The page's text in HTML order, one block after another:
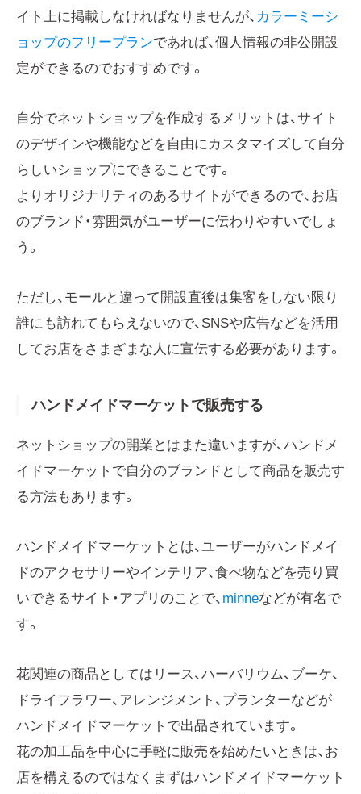
イト上に掲載しなければなりませんが、 カラーミーシ
ョップのフリープランであれば、個人情報の非公開設
定ができるのでおすすめです。
自分でネットショップを作成するメリットは、サイト
のデザインや機能などを自由にカスタマイズして自分
らしいショップにできることです。
よりオリジナリティのあるサイトができるので、お店
のブランド・雰囲気がユーザーに伝わりやすいでしょ
う。
ただし、モールと違って開設直後は集客をしない限り
誰にも訪れてもらえないので、SNSや広告などを活用
してお店をさまざまな人に宣伝する必要があります。
ハンドメイドマーケットで販売する
ネットショップの開業とはまた違いますが、ハンドメ
イドマーケットで自分のブランドとして商品を販売す
る方法もあります。
ハンドメイドマーケットとは、ユーザーがハンドメイ
ドのアクセサリーやインテリア、食べ物などを売り買
いできるサイト・アプリのことで、 minneなどが有名で
す。
花関連の商品としてはリース、ハーバリウム、ブーケ、
ドライフラワー、アレンジメント、プランターなどが
ハンドメイドマーケットで出品されています。
花の加工品を中心に手軽に販売を始めたいときは、お
店を構えるのではなくまずはハンドメイドマーケット